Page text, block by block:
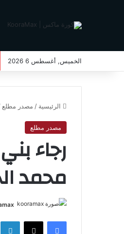
الخميس, أغسطس 6 2026
الرئيسية / مصدر مطلع
مصدر مطلع
رجاء
محمد
فيسبوك